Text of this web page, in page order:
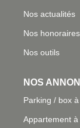
Nos actualités
Nos honoraires
Nos outils
NOS
Parking / box
Appartement